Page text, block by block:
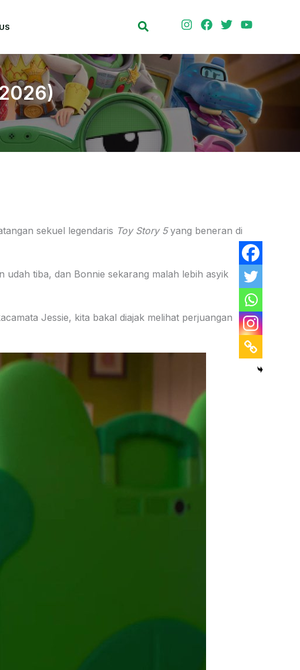
Search
sekuel legendaris Toy Story 5yang beneran di
tiba, dan Bonnie sekarang malah lebih asyik
Jessie, kita bakal diajak melihat perjuangan